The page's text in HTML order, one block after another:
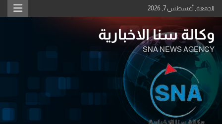
Skip
to
الجمعة, أغسطس 7, 2026
وكالة سنا الاخبارية
SNA NEWS AGENCY